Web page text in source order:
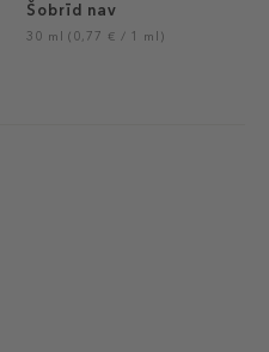
Šobrīd nav
30 ml (0,77 € / 1 ml)